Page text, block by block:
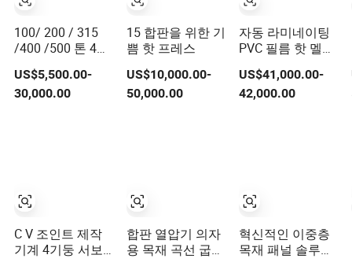
100/ 200 / 315
/400 /500 톤 4열
유압 프레스 수지
맨홀 커버 / 바닥
배수구 커버 / 유
US$5,500.00-
30,000.00
C V 조인트 제작
기계 4기둥 서보
15 합판을 위한 기
쁨 핫 프레스
US$10,000.00-
50,000.00
합판 열압기 의자
용 목재 곡선 굽힘
자동 라미네이팅
PVC 필름 핫 멜트
접착제 핫 프레스
US$41,000.00-
42,000.00
혁신적인 이중층
목재 패널 솔루션